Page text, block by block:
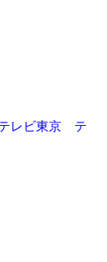
レビ東京 テ